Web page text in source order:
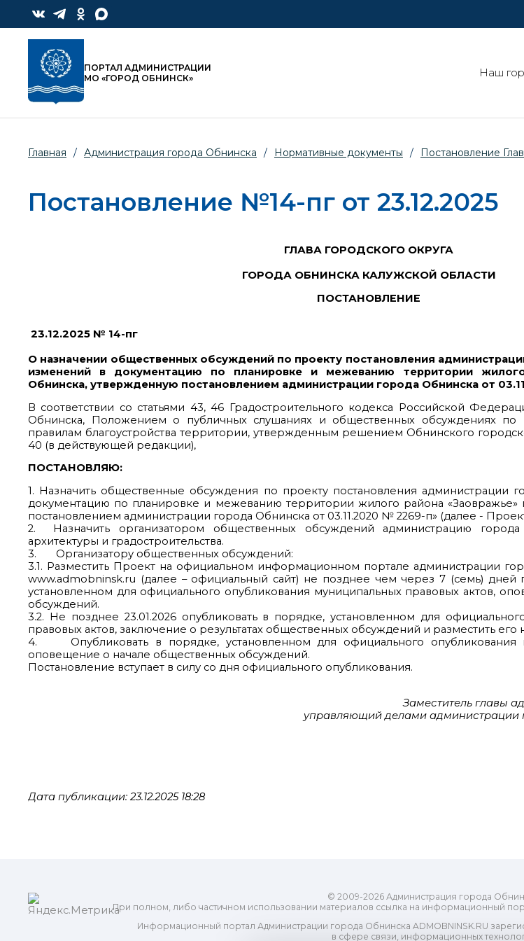
ПОРТАЛ АДМИНИСТРАЦИИ
МО «ГОРОД ОБНИНСК»
Наш
Главная / Администрация города Обнинска / Нормативные документы / Постановление
Постановление №14-пг от 23.12.2025
ГЛАВА ГОРОДСКОГО ОКРУГА
ГОРОДА ОБНИНСКА КАЛУЖСКОЙ ОБЛАСТИ
ПОСТАНОВЛЕНИЕ
23.12.2025 № 14-пг
О назначении общественных обсуждений по проекту постановления
изменений в документацию по планировке и межеванию территории
Обнинска, утвержденную постановлением администрации города Обнинска от
В соответствии со статьями 43, 46 Градостроительного кодекса Российской
Обнинска, Положением о публичных слушаниях и общественных обсуждениях по
правилам благоустройства территории, утвержденным решением Обнинского
40 (в действующей редакции),
ПОСТАНОВЛЯЮ:
1. Назначить общественные обсуждения по проекту постановления администрации
документацию по планировке и межеванию территории жилого района «Заовражье»
постановлением администрации города Обнинска от 03.11.2020 № 2269-п» (далее - Проект)
2. Назначить организатором общественных обсуждений администрацию
архитектуры и градостроительства.
3. Организатору общественных обсуждений:
3.1. Разместить Проект на официальном информационном портале администрации
www.admobninsk.ru (далее – официальный сайт) не позднее чем через 7 (семь) дней
установленном для официального опубликования муниципальных правовых актов,
обсуждений.
3.2. Не позднее 23.01.2026 опубликовать в порядке, установленном для
правовых актов, заключение о результатах общественных обсуждений и разместить его
4. Опубликовать в порядке, установленном для официального опубликования
оповещение о начале общественных обсуждений.
Постановление вступает в силу со дня официального опубликования.
Заместитель главы
управляющий делами администрации
Дата публикации: 23.12.2025 18:28
© 2009-2026 Администрация города
При полном, либо частичном использовании материалов ссылка на информационный
Информационный портал Администрации города Обнинска ADMOBNINSK.RU
в сфере связи, информационных